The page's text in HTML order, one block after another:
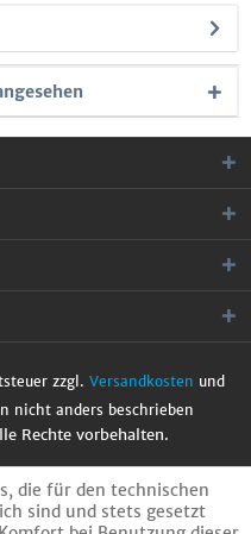
zzgl. Versandkosten und
nicht anders beschrieben
Rechte vorbehalten.
die für den technischen
sind und stets gesetzt